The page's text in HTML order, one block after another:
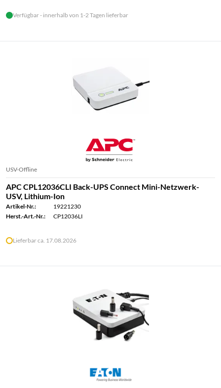
Verfügbar - innerhalb von 1-2 Tagen lieferbar
USV-Offline
APC CPL12036CLI Back-UPS Connect Mini-Netzwerk-
USV, Lithium-Ion
Artikel-Nr.:
19221230
Herst.-Art.-Nr.:
CP12036LI
Lieferbar ca. 17.08.2026